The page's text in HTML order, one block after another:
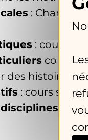
: Chant ou
: cours
comme
histoires,
: cours